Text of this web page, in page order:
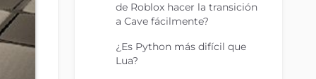
de Roblox hacer la transición
a Cave fácilmente?
¿Es Python más difícil que
Lua?